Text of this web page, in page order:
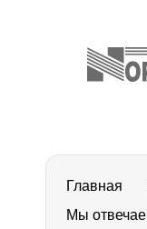
Главная
Мы